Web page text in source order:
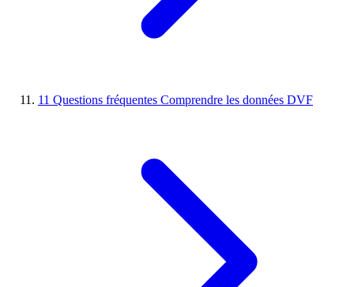
11 Questions fréquentes Comprendre les données DVF